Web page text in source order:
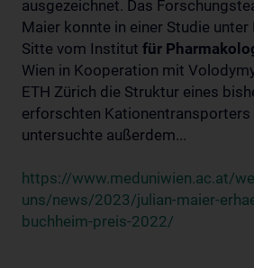
ausgezeichnet. Das
Maier konnte in einer Studie unter
Sitte vom Institut für
Wien in Kooperation mit
ETH Zürich die Struktur eines
erforschten Kationentransporters
untersuchte außerdem...
https://www.meduniwien.ac.at/
uns/news/2023/julian-maier-
buchheim-preis-2022/